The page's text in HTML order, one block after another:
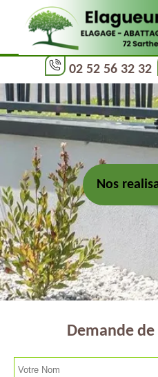
02 52 56 32 32
Nos
Demande